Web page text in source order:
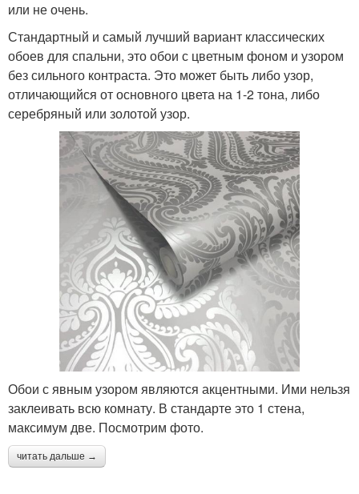
или не очень.
Стандартный и самый лучший вариант классических
обоев для спальни, это обои с цветным фоном и узором
без сильного контраста. Это может быть либо узор,
отличающийся от основного цвета на 1-2 тона, либо
серебряный или золотой узор.
Обои с явным узором являются акцентными. Ими нельзя
заклеивать всю комнату. В стандарте это 1 стена,
максимум две. Посмотрим фото.
читать дальше →